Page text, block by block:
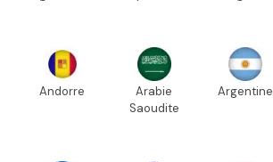
Andorre
Arabie
Saoudite
Argentine